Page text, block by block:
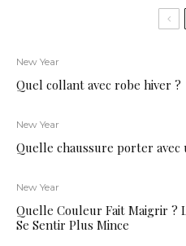
New Year
Quel collant avec robe hiver ?
New Year
Quelle chaussure porter
New Year
Quelle Couleur Fait Maigrir ?
Se Sentir Plus Mince